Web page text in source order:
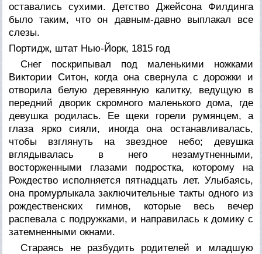
оставались сухими. Детство Джейсона Филдинга
было таким, что он давным-давно выплакал все
слезы.
Портидж, штат Нью-Йорк, 1815 год
Снег поскрипывал под маленькими ножками
Виктории Ситон, когда она свернула с дорожки и
отворила белую деревянную калитку, ведущую в
передний дворик скромного маленького дома, где
девушка родилась. Ее щеки горели румянцем, а
глаза ярко сияли, иногда она останавливалась,
чтобы взглянуть на звездное небо; девушка
вглядывалась в него незамутненными,
восторженными глазами подростка, которому на
Рождество исполняется пятнадцать лет. Улыбаясь,
она промурлыкала заключительные такты одного из
рождественских гимнов, которые весь вечер
распевала с подружками, и направилась к домику с
затемненными окнами.
Стараясь не разбудить родителей и младшую